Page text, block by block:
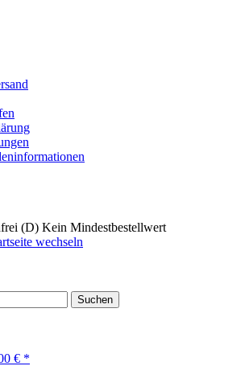
(D) Kein Mindestbestellwert
Suchen
€ *